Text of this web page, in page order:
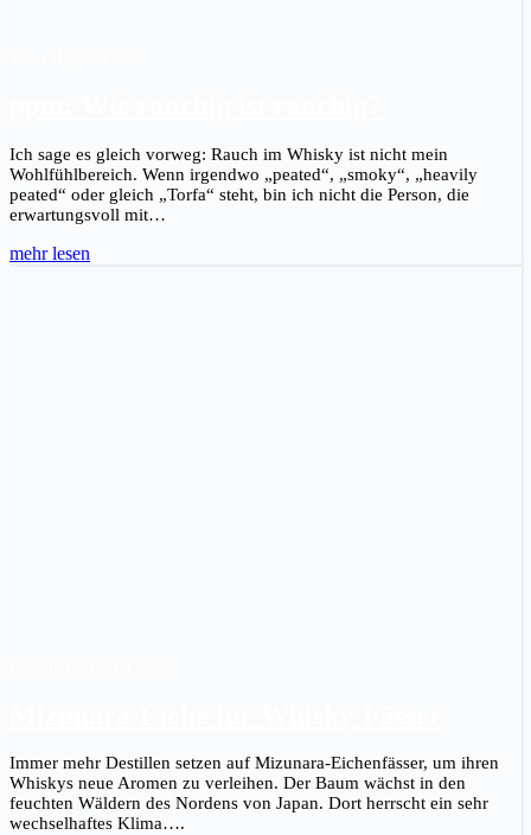
Ich sage es gleich vorweg: Rauch im Whisky ist nicht mein
Wohlfühlbereich. Wenn irgendwo „peated“, „smoky“, „heavily
peated“ oder gleich „Torfa“ steht, bin ich nicht die Person, die
erwartungsvoll mit…
mehr lesen
Immer mehr Destillen setzen auf Mizunara-Eichenfässer, um ihren
Whiskys neue Aromen zu verleihen. Der Baum wächst in den
feuchten Wäldern des Nordens von Japan. Dort herrscht ein sehr
wechselhaftes Klima….